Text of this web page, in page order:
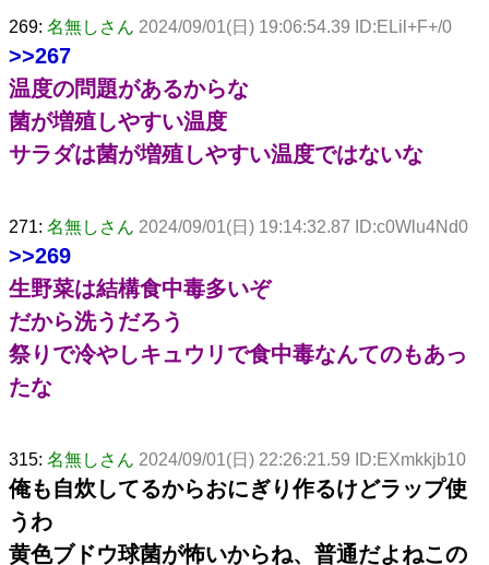
269: 名無しさん 2024/09/01(日) 19:06:54.39 ID:ELil+F+/0
>>267
温度の問題があるからな
菌が増殖しやすい温度
サラダは菌が増殖しやすい温度ではないな
271: 名無しさん 2024/09/01(日) 19:14:32.87 ID:c0Wlu4Nd0
>>269
生野菜は結構食中毒多いぞ
だから洗うだろう
祭りで冷やしキュウリで食中毒なんてのもあっ
たな
315: 名無しさん 2024/09/01(日) 22:26:21.59 ID:EXmkkjb10
俺も自炊してるからおにぎり作るけどラップ使
うわ
黄色ブドウ球菌が怖いからね、普通だよねこの